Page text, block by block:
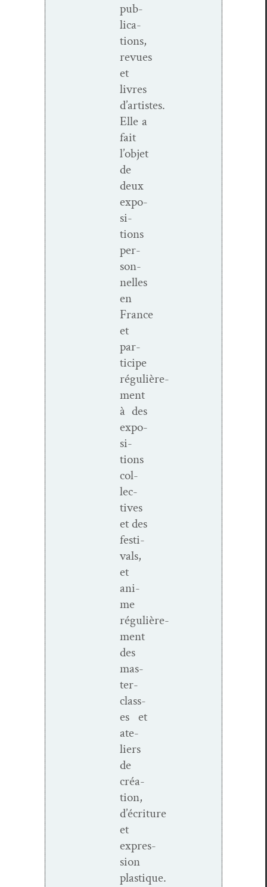
pub­
li­ca­
tions,
revues
et
livres
d’artistes.
Elle a
fait
l’objet
de
deux
expo­
si­
tions
per­
son­
nelles
en
France
et
par­
ticipe
régulière­
ment
à des
expo­
si­
tions
col­
lec­
tives
et des
fes­ti­
vals,
et
ani­
me
régulière­
ment
des
mas­
ter­
class­
es et
ate­
liers
de
créa­
tion,
d’écriture
et
expres­
sion
plastique.